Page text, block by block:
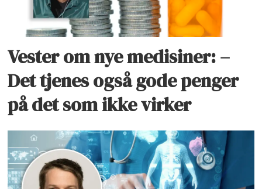
Vester om nye medisiner: –
Det tjenes også gode penger
på det som ikke virker